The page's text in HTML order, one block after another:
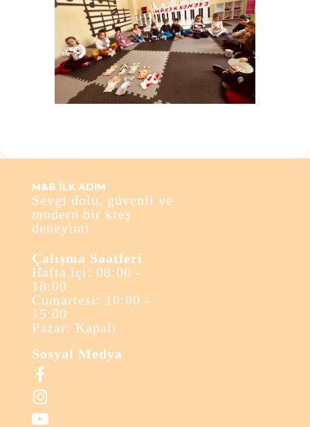
M&B İLK ADIM
Sevgi dolu, güvenli ve
modern bir kreş
deneyimi.
Çalışma Saatleri
Hafta içi: 08:00 -
18:00
Cumartesi: 10:00 -
15:00
Pazar: Kapalı
Sosyal Medya


